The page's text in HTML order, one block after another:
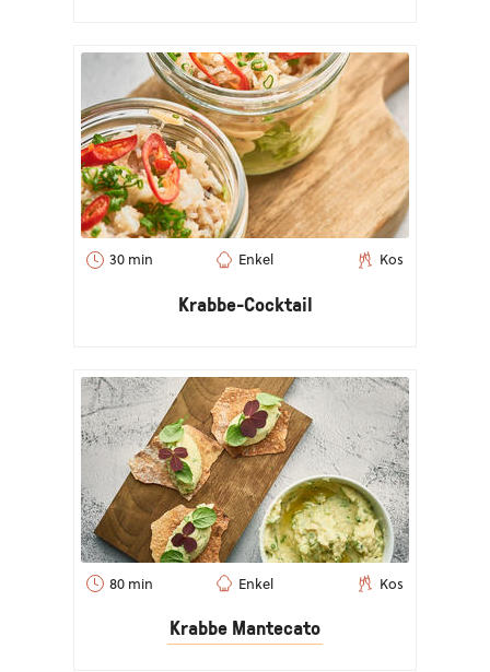
30 min Enkel Kos
Krabbe-Cocktail
80 min Enkel Kos
Krabbe Mantecato